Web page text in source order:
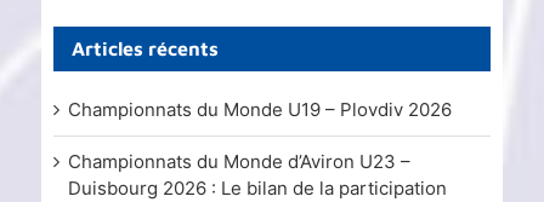
Articles récents
Championnats du Monde U19 – Plovdiv 2026
Championnats du Monde d’Aviron U23 –
Duisbourg 2026 : Le bilan de la participation